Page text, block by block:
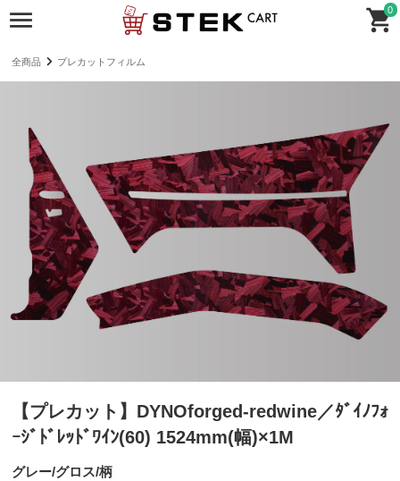
0
全商品 プレカットフィルム
【プレカット】DYNOforged-redwine／ﾀﾞｲﾉﾌｫ
ｰｼﾞﾄﾞﾚｯﾄﾞﾜｲﾝ(60) 1524mm(幅)×1M
グレー/グロス/柄